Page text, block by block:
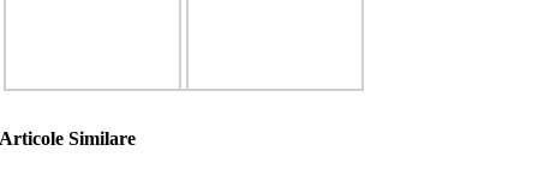
Articole Similare